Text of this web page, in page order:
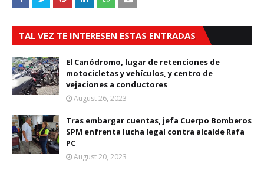
TAL VEZ TE INTERESEN ESTAS ENTRADAS
El Canódromo, lugar de retenciones de
motocicletas y vehículos, y centro de
vejaciones a conductores
August 26, 2023
Tras embargar cuentas, jefa Cuerpo Bomberos
SPM enfrenta lucha legal contra alcalde Rafa
PC
August 20, 2023